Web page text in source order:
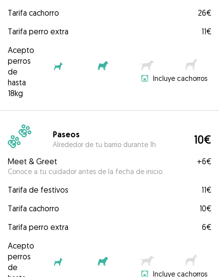
Tarifa cachorro
26€
Tarifa perro extra
11€
Acepto
perros
de
hasta
18kg
Incluye cachorros
Paseos
Alrededor de tu barrio durante 1h 10€
Meet & Greet
Conoce a tu cuidador antes de la fecha de inicio.
+6€
Tarifa de festivos
11€
Tarifa cachorro
10€
Tarifa perro extra
6€
Acepto
perros
de
Incluye cachorros